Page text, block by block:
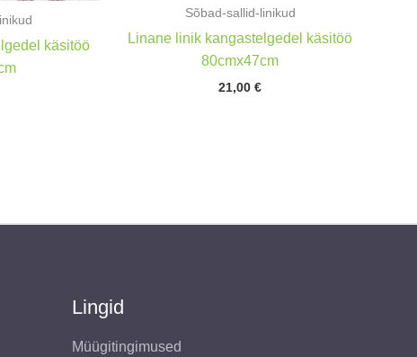
käsitöö
Sõbad-sallid-linikud
Linane linik kangastelgedel käsitöö
80cmx47cm
21,00€
Lingid
Müügitingimused